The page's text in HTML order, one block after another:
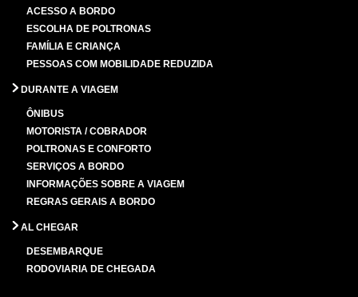
ACESSO A BORDO
ESCOLHA DE POLTRONAS
FAMÍLIA E CRIANÇA
PESSOAS COM MOBILIDADE REDUZIDA
DURANTE A VIAGEM
ÔNIBUS
MOTORISTA / COBRADOR
POLTRONAS E CONFORTO
SERVIÇOS A BORDO
INFORMAÇÕES SOBRE A VIAGEM
REGRAS GERAIS A BORDO
AL CHEGAR
DESEMBARQUE
RODOVIARIA DE CHEGADA